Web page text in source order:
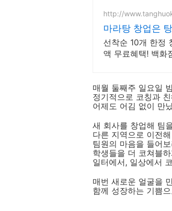
http://
선착순 10개 한정
액 무료혜택! 백화
매월 둘째주 일요일
정기적으로 코칭과
어제도 어김 없이 만
새 회사를 창업해 팀
다른 지역으로 이전
팀원의 마음을 들어
학생들을 더 코쳐블
일터에서, 일상에서
매번 새로운 얼굴을
함께 성장하는 기쁨